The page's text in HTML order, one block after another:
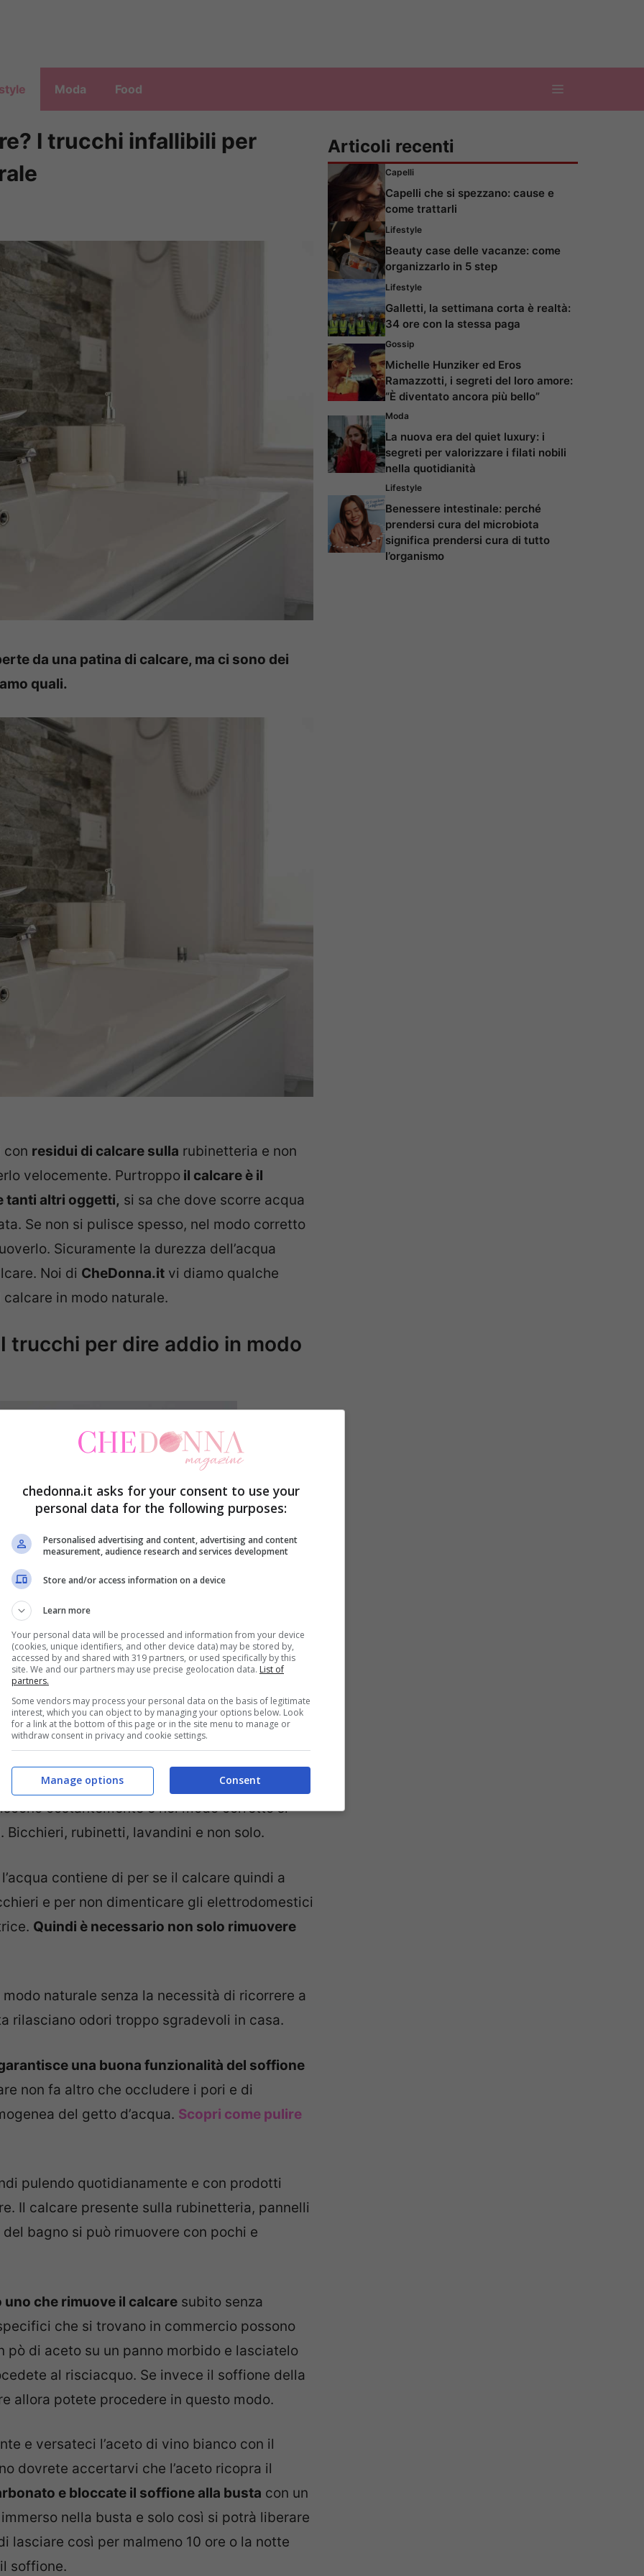
Moda Food
I trucchi infallibili per
da una patina di calcare, ma ci sono dei
quali.
con residui di calcare sulla rubinetteria e non
velocemente. Purtroppo il calcare è il
tanti altri oggetti, si sa che dove scorre acqua
Se non si pulisce spesso, nel modo corretto
Sicuramente la durezza dell’acqua
Noi di CheDonna.it vi diamo qualche
in modo naturale.
trucchi per dire addio in modo
della formazione di calcare
, ci sono diversi
costantemente e nel modo corretto si
rubinetti, lavandini e non solo.
contiene di per se il calcare quindi a
e per non dimenticare gli elettrodomestici
Quindi è necessario non solo rimuovere
naturale senza la necessità di ricorrere a
rilasciano odori troppo sgradevoli in casa.
una buona funzionalità del soffione
non fa altro che occludere i pori e di
del getto d’acqua. Scopri come pulire
pulendo quotidianamente e con prodotti
Il calcare presente sulla rubinetteria, pannelli
bagno si può rimuovere con pochi e
uno che rimuove il calcare subito senza
che si trovano in commercio possono
pò di aceto su un panno morbido e lasciatelo
al risciacquo. Se invece il soffione della
allora potete procedere in questo modo.
e versateci l’aceto di vino bianco con il
dovrete accertarvi che l’aceto ricopra il
e bloccate il soffione alla busta con un
nella busta e solo così si potrà liberare
lasciare così per malmeno 10 ore o la notte
soffione.
Articoli recenti
Capelli
Capelli che si spezzano: cause e
come trattarli
Lifestyle
Beauty case delle vacanze: come
organizzarlo in 5 step
Lifestyle
Galletti, la settimana corta è realtà:
34 ore con la stessa paga
Gossip
Michelle Hunziker ed Eros
Ramazzotti, i segreti del loro amore:
“È diventato ancora più bello”
Moda
La nuova era del quiet luxury: i
segreti per valorizzare i filati nobili
nella quotidianità
Lifestyle
Benessere intestinale: perché
prendersi cura del microbiota
significa prendersi cura di tutto
l’organismo
chedonna.it asks for your consent to use your
personal data for the following purposes:
Personalised advertising and content, advertising and content
measurement, audience research and services development
Store and/or access information on a device
Learn more
Your personal data will be processed and information from your device
(cookies, unique identifiers, and other device data) may be stored by,
accessed by and shared with 319 partners, or used specifically by this
site. We and our partners may use precise geolocation data. List of
partners.
Some vendors may process your personal data on the basis of legitimate
interest, which you can object to by managing your options below. Look
for a link at the bottom of this page or in the site menu to manage or
withdraw consent in privacy and cookie settings.
Consent
Manage options